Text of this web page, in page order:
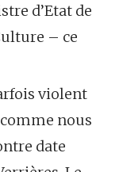
d’Etat de
– ce
violent
nous
date